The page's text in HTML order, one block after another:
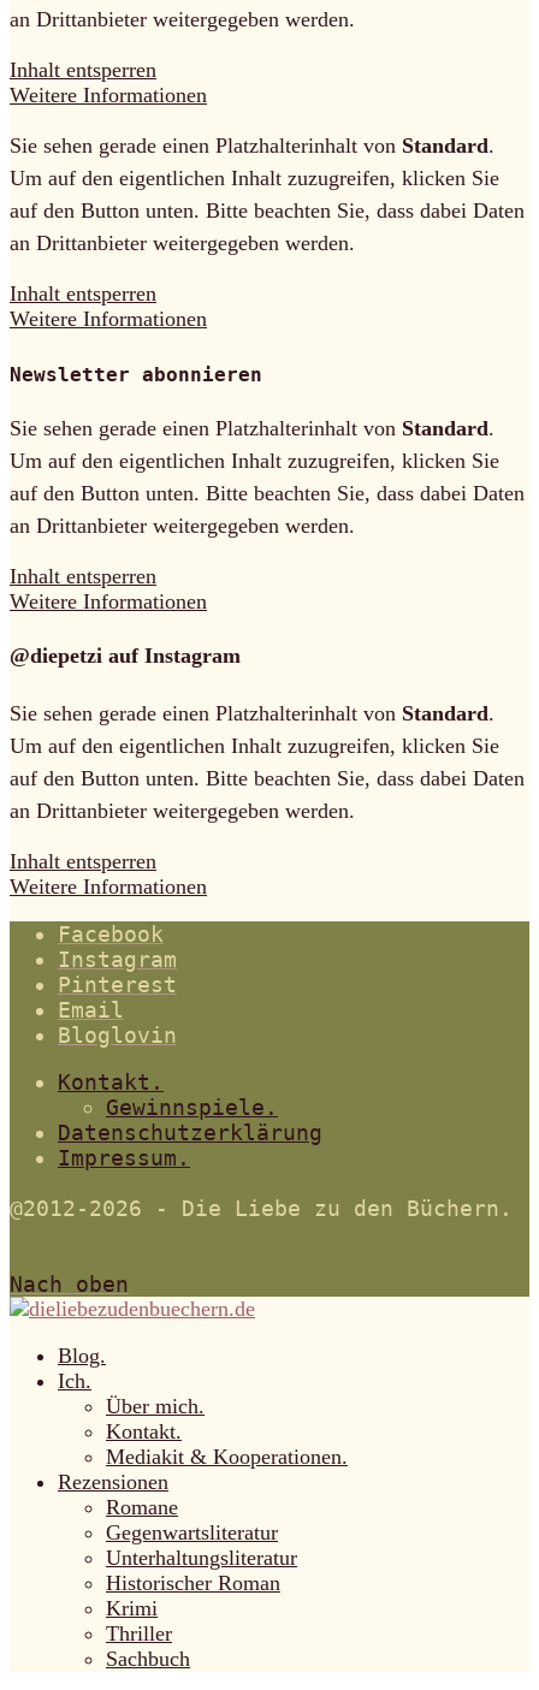
an Drittanbieter weitergegeben werden.
Inhalt entsperren
Weitere Informationen
Sie sehen gerade einen Platzhalterinhalt von Standard.
Um auf den eigentlichen Inhalt zuzugreifen, klicken Sie
auf den Button unten. Bitte beachten Sie, dass dabei Daten
an Drittanbieter weitergegeben werden.
Inhalt entsperren
Weitere Informationen
Newsletter abonnieren
Sie sehen gerade einen Platzhalterinhalt von Standard.
Um auf den eigentlichen Inhalt zuzugreifen, klicken Sie
auf den Button unten. Bitte beachten Sie, dass dabei Daten
an Drittanbieter weitergegeben werden.
Inhalt entsperren
Weitere Informationen
@diepetzi auf Instagram
Sie sehen gerade einen Platzhalterinhalt von Standard.
Um auf den eigentlichen Inhalt zuzugreifen, klicken Sie
auf den Button unten. Bitte beachten Sie, dass dabei Daten
an Drittanbieter weitergegeben werden.
Inhalt entsperren
Weitere Informationen
Facebook
Instagram
Pinterest
Email
Bloglovin
Kontakt.
Gewinnspiele.
Datenschutzerklärung
Impressum.
@2012-2026 - Die Liebe zu den Büchern.
Nach oben
Blog.
Ich.
Über mich.
Kontakt.
Mediakit & Kooperationen.
Rezensionen
Romane
Gegenwartsliteratur
Unterhaltungsliteratur
Historischer Roman
Krimi
Thriller
Sachbuch